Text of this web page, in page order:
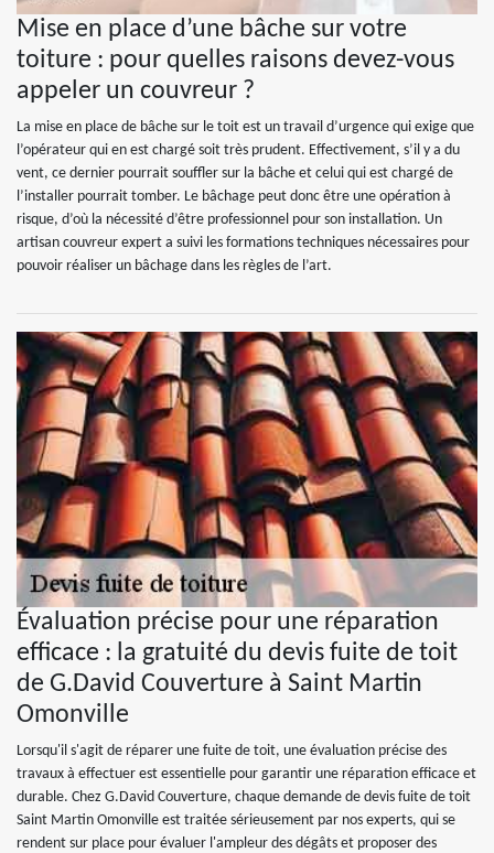
Mise en place d’une bâche sur votre
toiture : pour quelles raisons devez-vous
appeler un couvreur ?
La mise en place de bâche sur le toit est un travail d’urgence qui exige que
l’opérateur qui en est chargé soit très prudent. Effectivement, s’il y a du
vent, ce dernier pourrait souffler sur la bâche et celui qui est chargé de
l’installer pourrait tomber. Le bâchage peut donc être une opération à
risque, d’où la nécessité d’être professionnel pour son installation. Un
artisan couvreur expert a suivi les formations techniques nécessaires pour
pouvoir réaliser un bâchage dans les règles de l’art.
Évaluation précise pour une réparation
efficace : la gratuité du devis fuite de toit
de G.David Couverture à Saint Martin
Omonville
Lorsqu'il s'agit de réparer une fuite de toit, une évaluation précise des
travaux à effectuer est essentielle pour garantir une réparation efficace et
durable. Chez G.David Couverture, chaque demande de devis fuite de toit
Saint Martin Omonville est traitée sérieusement par nos experts, qui se
rendent sur place pour évaluer l'ampleur des dégâts et proposer des